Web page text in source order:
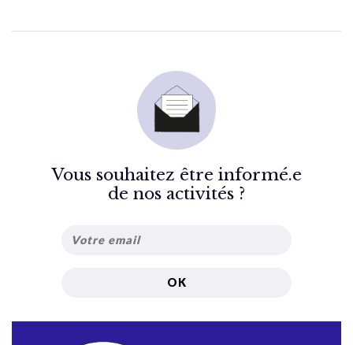
Vous souhaitez être informé.e
de nos activités ?